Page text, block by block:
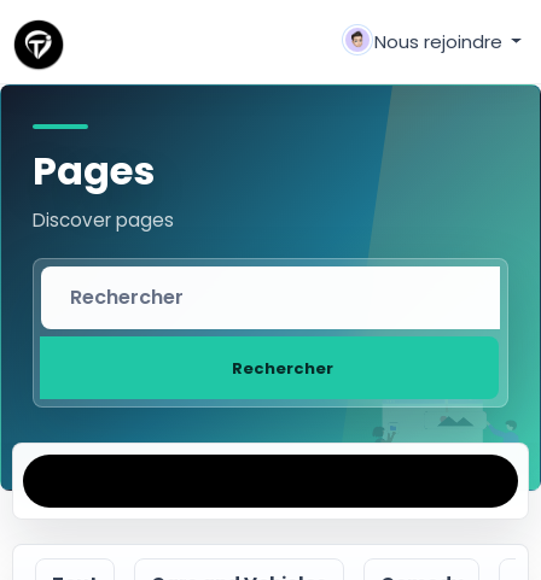
Nous rejoindre
Pages
Discover pages
Rechercher